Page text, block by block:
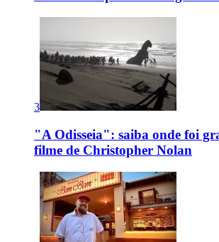
3
"A Odisseia": saiba onde foi
filme de Christopher Nolan